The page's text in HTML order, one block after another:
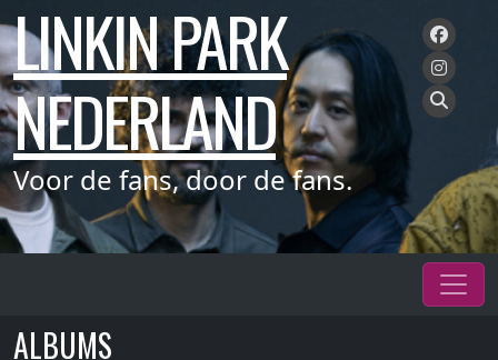
Meteen
naar
de
inhoud
LINKIN PARK
NEDERLAND
Voor de fans, door de fans.
ALBUMS